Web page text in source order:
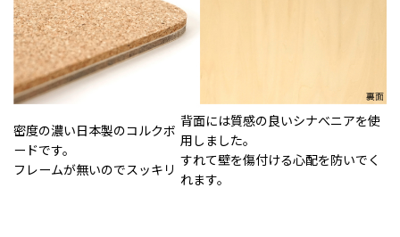
密度の濃い日本製のコルクボ
ードです。
フレームが無いのでスッキリ
背面には質感の良いシナべニアを使
用しました。
すれて壁を傷付ける心配を防いでく
れます。